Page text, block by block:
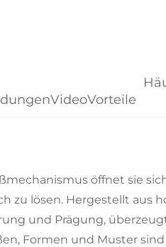
VideoVorteile
öffnet sie
zu lösen. Hergestellt aus
und Prägung,
Formen und Muster